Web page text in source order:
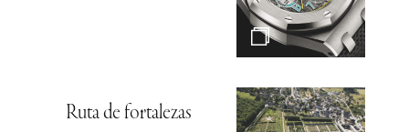
Ruta de fortalezas